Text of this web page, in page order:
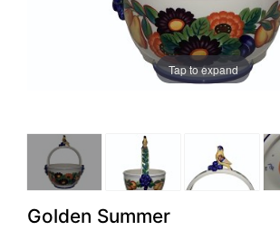
Tap to expand
Golden Summer